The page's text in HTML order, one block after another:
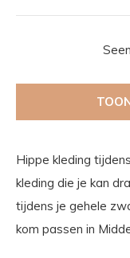
Hippe kleding
kleding die je kan
tijdens je gehele
kom passen in